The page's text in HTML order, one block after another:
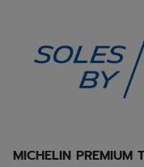
MICHELIN PREMIUM